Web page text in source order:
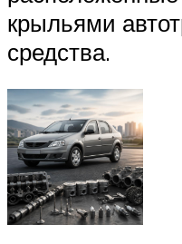
крыльями
средства.